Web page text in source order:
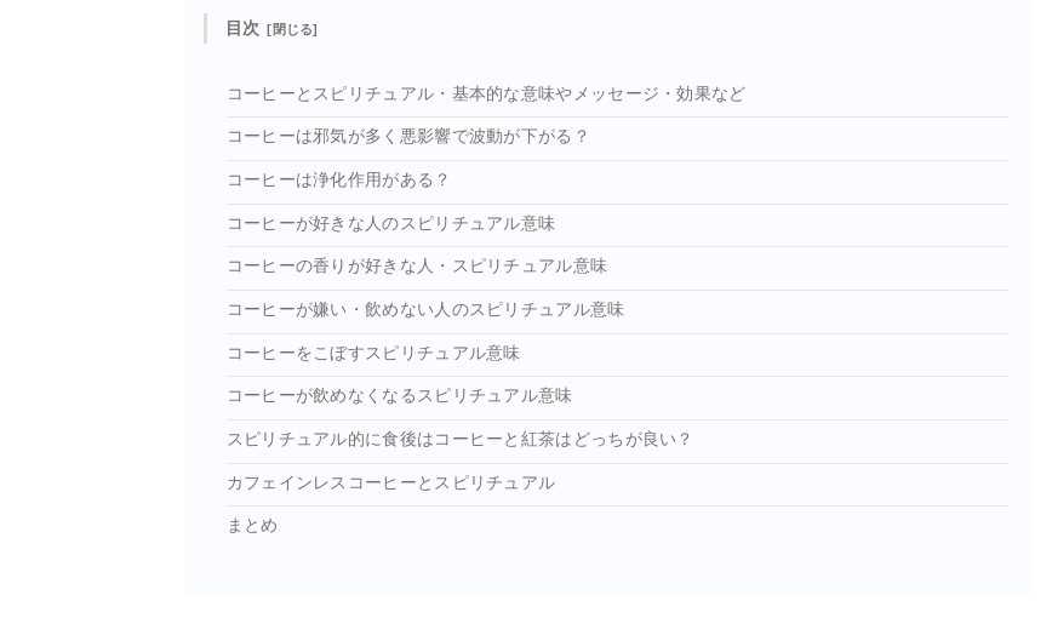
目次
コーヒーとスピリチュアル・基本的な意味やメッセージ・効果など
コーヒーは邪気が多く悪影響で波動が下がる？
コーヒーは浄化作用がある？
コーヒーが好きな人のスピリチュアル意味
コーヒーの香りが好きな人・スピリチュアル意味
コーヒーが嫌い・飲めない人のスピリチュアル意味
コーヒーをこぼすスピリチュアル意味
コーヒーが飲めなくなるスピリチュアル意味
スピリチュアル的に食後はコーヒーと紅茶はどっちが良い？
カフェインレスコーヒーとスピリチュアル
まとめ